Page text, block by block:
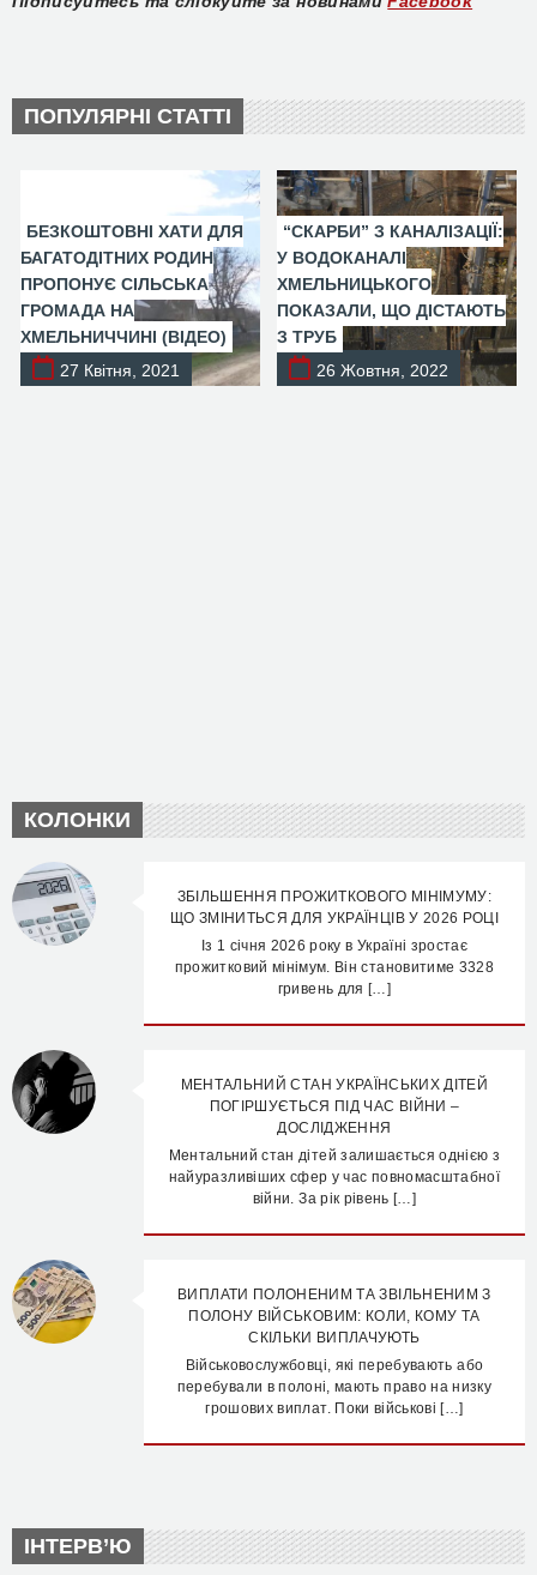
ПОПУЛЯРНІ СТАТТІ
БЕЗКОШТОВНІ ХАТИ ДЛЯ
БАГАТОДІТНИХ РОДИН
ПРОПОНУЄ СІЛЬСЬКА
ГРОМАДА НА
ХМЕЛЬНИЧЧИНІ (ВІДЕО)
27 Квітня, 2021
“СКАРБИ” З КАНАЛІЗАЦІЇ:
У ВОДОКАНАЛІ
ХМЕЛЬНИЦЬКОГО
ПОКАЗАЛИ, ЩО ДІСТАЮТЬ
З ТРУБ
26 Жовтня, 2022
КОЛОНКИ
ЗБІЛЬШЕННЯ ПРОЖИТКОВОГО МІНІМУМУ:
ЩО ЗМІНИТЬСЯ ДЛЯ УКРАЇНЦІВ У 2026 РОЦІ
Із 1 січня 2026 року в Україні зростає
прожитковий мінімум. Він становитиме 3328
гривень для […]
МЕНТАЛЬНИЙ СТАН УКРАЇНСЬКИХ ДІТЕЙ
ПОГІРШУЄТЬСЯ ПІД ЧАС ВІЙНИ –
ДОСЛІДЖЕННЯ
Ментальний стан дітей залишається однією з
найуразливіших сфер у час повномасштабної
війни. За рік рівень […]
ВИПЛАТИ ПОЛОНЕНИМ ТА ЗВІЛЬНЕНИМ З
ПОЛОНУ ВІЙСЬКОВИМ: КОЛИ, КОМУ ТА
СКІЛЬКИ ВИПЛАЧУЮТЬ
Військовослужбовці, які перебувають або
перебували в полоні, мають право на низку
грошових виплат. Поки військові […]
ІНТЕРВ’Ю